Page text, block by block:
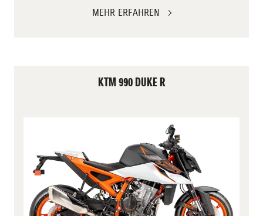
MEHR ERFAHREN
KTM 990 DUKE R